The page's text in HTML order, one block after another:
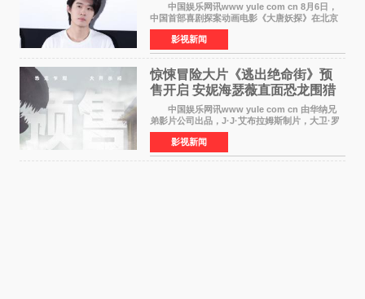
中国娱乐网讯www yule com cn 8月6日，
中国首部喜剧探案动画电影《大唐妖探》在北京
举办电影首映礼。导演程腾、联合导演黄珉、总
制片人曹紫建、制片人李莹莹，配音导演张喆，
对白指导程寅，领
影视新闻
惊悚冒险大片《逃出绝命街》预
售开启 安妮海瑟薇直面恐龙围猎
中国娱乐网讯www yule com cn 由华纳兄
弟影片公司出品，J·J·艾布拉姆斯制片，大卫·罗
伯特·米切尔执导，好莱坞巨星安妮·海瑟薇和伊万
·麦克格雷格领衔主演的2026暑期惊悚冒险大片
《逃出绝
影视新闻